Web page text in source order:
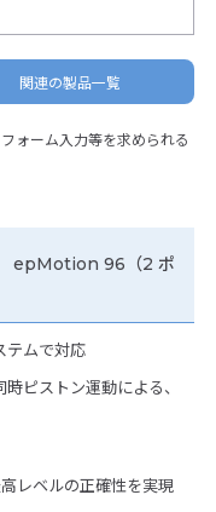
関連の製品一覧
ォーム入力等を求められる
epMotion 96（2 ポ
テムで対応
ピストン運動による、
レベルの正確性を実現